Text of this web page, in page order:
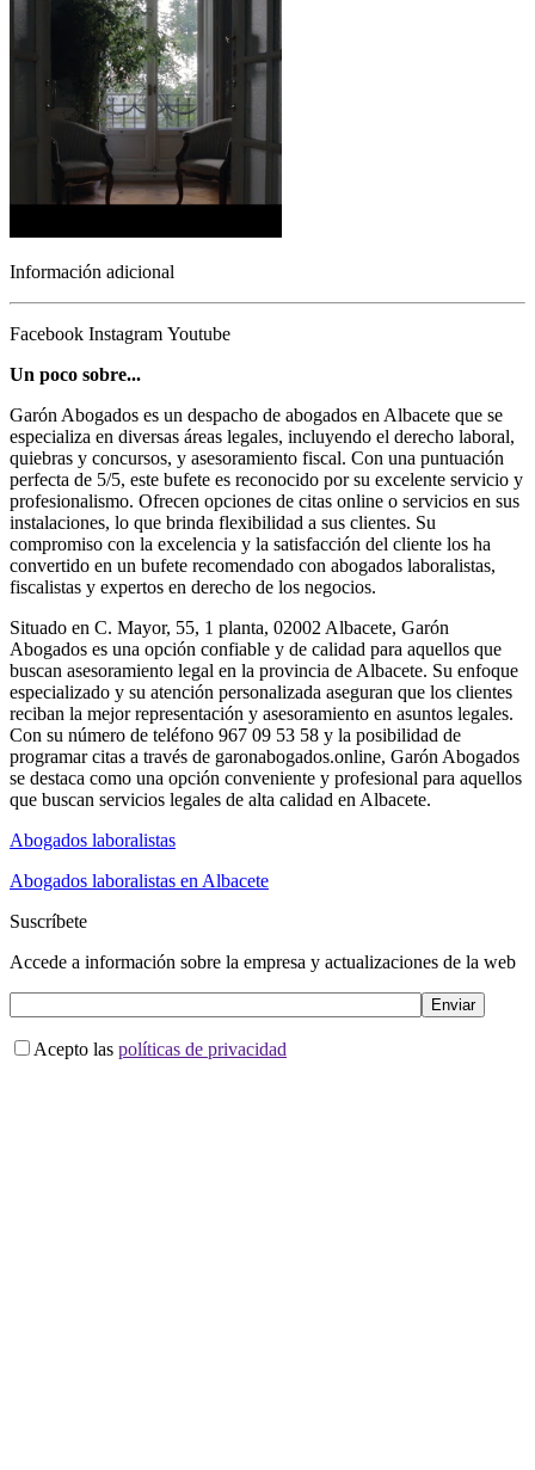
Información adicional
Facebook Instagram Youtube
Un poco sobre...
Garón Abogados es un despacho de abogados en Albacete que se
especializa en diversas áreas legales, incluyendo el derecho laboral,
quiebras y concursos, y asesoramiento fiscal. Con una puntuación
perfecta de 5/5, este bufete es reconocido por su excelente servicio y
profesionalismo. Ofrecen opciones de citas online o servicios en sus
instalaciones, lo que brinda flexibilidad a sus clientes. Su
compromiso con la excelencia y la satisfacción del cliente los ha
convertido en un bufete recomendado con abogados laboralistas,
fiscalistas y expertos en derecho de los negocios.
Situado en C. Mayor, 55, 1 planta, 02002 Albacete, Garón
Abogados es una opción confiable y de calidad para aquellos que
buscan asesoramiento legal en la provincia de Albacete. Su enfoque
especializado y su atención personalizada aseguran que los clientes
reciban la mejor representación y asesoramiento en asuntos legales.
Con su número de teléfono 967 09 53 58 y la posibilidad de
programar citas a través de garonabogados.online, Garón Abogados
se destaca como una opción conveniente y profesional para aquellos
que buscan servicios legales de alta calidad en Albacete.
Abogados laboralistas
Abogados laboralistas en Albacete
Suscríbete
Accede a información sobre la empresa y actualizaciones de la web
Acepto las políticas de privacidad